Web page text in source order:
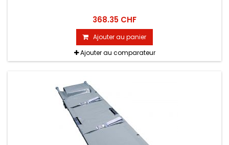
368.35 CHF
Ajouter au panier
Ajouter au comparateur